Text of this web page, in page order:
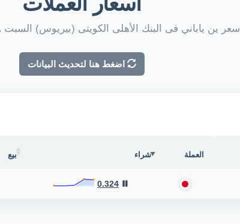
سعر ين ياباني فى البنك الأهلى الكويتى (بيريوس) السبت ٠٨ أغسطس ٢٠٢٦
اضغط هنا لتحديث البيانات
العملة شراء بيع
0.324